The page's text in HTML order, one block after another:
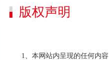
版权声明
1、本网站内呈现的任何内